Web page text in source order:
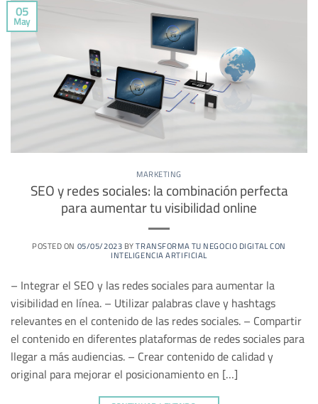
05
May
MARKETING
SEO y redes sociales: la combinación perfecta
para aumentar tu visibilidad online
POSTED ON 05/05/2023BYTRANSFORMA TU NEGOCIO DIGITAL CON
INTELIGENCIA ARTIFICIAL
– Integrar el SEO y las redes sociales para aumentar la
visibilidad en línea. – Utilizar palabras clave y hashtags
relevantes en el contenido de las redes sociales. – Compartir
el contenido en diferentes plataformas de redes sociales para
llegar a más audiencias. – Crear contenido de calidad y
original para mejorar el posicionamiento en […]